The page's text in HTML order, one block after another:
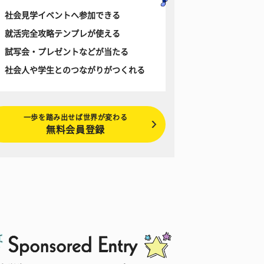
社会見学イベントへ参加できる
就活完全攻略テンプレが使える
試写会・プレゼントなどが当たる
社会人や学生とのつながりがつくれる
一歩を踏み出せば世界が変わる
無料会員登録